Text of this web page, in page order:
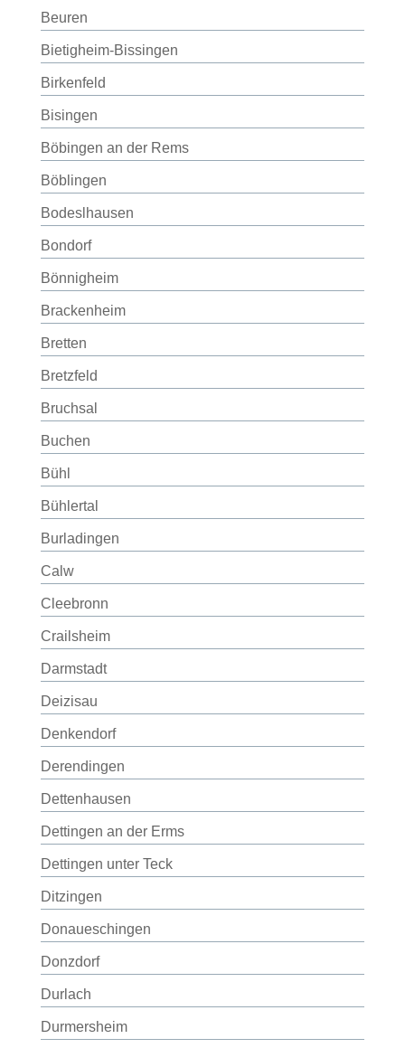
Beuren
Bietigheim-Bissingen
Birkenfeld
Bisingen
Böbingen an der Rems
Böblingen
Bodeslhausen
Bondorf
Bönnigheim
Brackenheim
Bretten
Bretzfeld
Bruchsal
Buchen
Bühl
Bühlertal
Burladingen
Calw
Cleebronn
Crailsheim
Darmstadt
Deizisau
Denkendorf
Derendingen
Dettenhausen
Dettingen an der Erms
Dettingen unter Teck
Ditzingen
Donaueschingen
Donzdorf
Durlach
Durmersheim